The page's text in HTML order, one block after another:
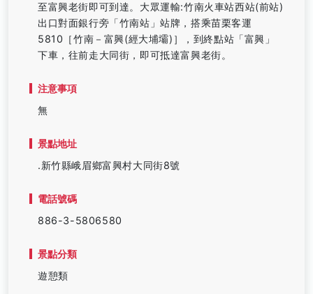
至富興老街即可到達。大眾運輸:竹南火車站西站(前站)
出口對面銀行旁「竹南站」站牌，搭乘苗栗客運
5810［竹南－富興(經大埔壩)］，到終點站「富興」
下車，往前走大同街，即可抵達富興老街。
注意事項
無
景點地址
.新竹縣峨眉鄉富興村大同街8號
電話號碼
886-3-5806580
景點分類
遊憩類